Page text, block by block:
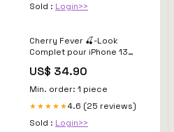
Sold : Login>>
Cherry Fever 🍒-Look
Complet pour iPhone 13
US$ 34.90
Min. order: 1 piece
★★★★★4.6 (25 reviews)
Sold : Login>>